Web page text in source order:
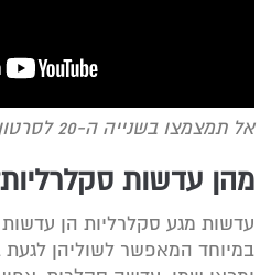
אל תמצמצו בשנייה ה-20 לסרטון
מהן עדשות
עדשות מגע סקלרליות הן
במיוחד המאפשר לשוליהן לגעת